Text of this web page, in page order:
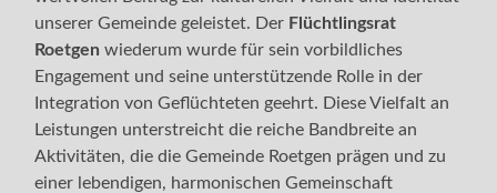
unserer Gemeinde geleistet. Der Flüchtlingsrat
Roetgen wiederum wurde für sein vorbildliches
Engagement und seine unterstützende Rolle in der
Integration von Geflüchteten geehrt. Diese Vielfalt an
Leistungen unterstreicht die reiche Bandbreite an
Aktivitäten, die die Gemeinde Roetgen prägen und zu
einer lebendigen, harmonischen Gemeinschaft